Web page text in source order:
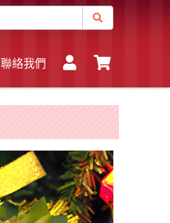
聯絡我們